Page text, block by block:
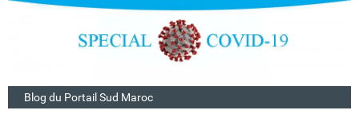
Blog du Portail Sud Maroc